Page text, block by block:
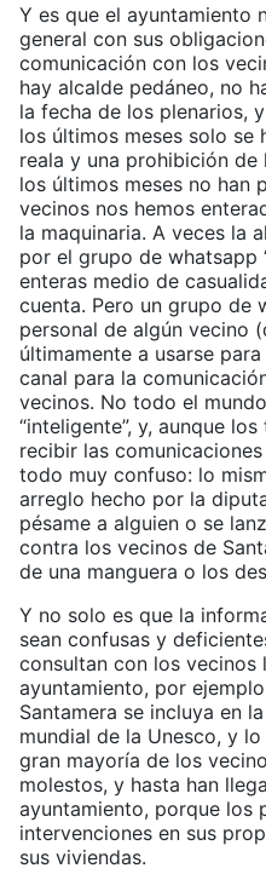
Y es que el ayuntamiento
general con sus
comunicación con los
hay alcalde pedáneo, no
la fecha de los plenarios,
los últimos meses solo se
reala y una prohibición de
los últimos meses no han
vecinos nos hemos
la maquinaria. A veces la
por el grupo de whatsapp
enteras medio de
cuenta. Pero un grupo de
personal de algún vecino
últimamente a usarse
canal para la
vecinos. No todo el
“inteligente”, y, aunque
recibir las
todo muy confuso: lo
arreglo hecho por la
pésame a alguien o se
contra los vecinos de
de una manguera o los
Y no solo es que la
sean confusas y
consultan con los vecinos
ayuntamiento, por
Santamera se incluya en
mundial de la Unesco, y
gran mayoría de los
molestos, y hasta han
ayuntamiento, porque los
intervenciones en sus
sus viviendas.